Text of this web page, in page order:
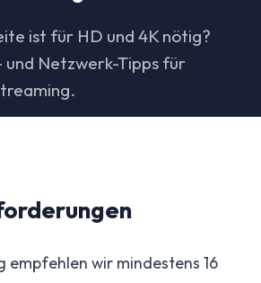
ist für HD und 4K nötig?
und Netzwerk-Tipps für
empfehlen wir mindestens 16